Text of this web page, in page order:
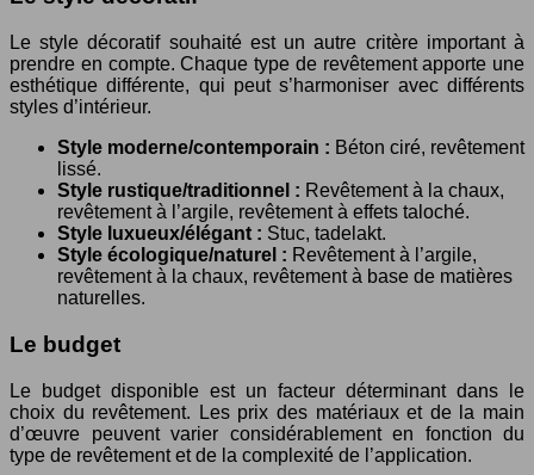
Le style décoratif souhaité est un autre critère important à
prendre en compte. Chaque type de revêtement apporte une
esthétique différente, qui peut s’harmoniser avec différents
styles d’intérieur.
Style moderne/contemporain : Béton ciré, revêtement
lissé.
Style rustique/traditionnel : Revêtement à la chaux,
revêtement à l’argile, revêtement à effets taloché.
Style luxueux/élégant : Stuc, tadelakt.
Style écologique/naturel : Revêtement à l’argile,
revêtement à la chaux, revêtement à base de matières
naturelles.
Le budget
Le budget disponible est un facteur déterminant dans le
choix du revêtement. Les prix des matériaux et de la main
d’œuvre peuvent varier considérablement en fonction du
type de revêtement et de la complexité de l’application.